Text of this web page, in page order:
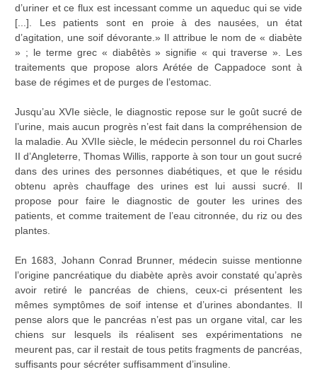
d’uriner et ce flux est incessant comme un aqueduc qui se vide
[...]. Les patients sont en proie à des nausées, un état
d’agitation, une soif dévorante.» Il attribue le nom de « diabète
» ; le terme grec « diabêtès » signifie « qui traverse ». Les
traitements que propose alors Arétée de Cappadoce sont à
base de régimes et de purges de l’estomac.
Jusqu’au XVIe siècle, le diagnostic repose sur le goût sucré de
l’urine, mais aucun progrès n’est fait dans la compréhension de
la maladie. Au XVIIe siècle, le médecin personnel du roi Charles
II d’Angleterre, Thomas Willis, rapporte à son tour un gout sucré
dans des urines des personnes diabétiques, et que le résidu
obtenu après chauffage des urines est lui aussi sucré. Il
propose pour faire le diagnostic de gouter les urines des
patients, et comme traitement de l’eau citronnée, du riz ou des
plantes.
En 1683, Johann Conrad Brunner, médecin suisse mentionne
l’origine pancréatique du diabète après avoir constaté qu’après
avoir retiré le pancréas de chiens, ceux-ci présentent les
mêmes symptômes de soif intense et d’urines abondantes. Il
pense alors que le pancréas n’est pas un organe vital, car les
chiens sur lesquels ils réalisent ses expérimentations ne
meurent pas, car il restait de tous petits fragments de pancréas,
suffisants pour sécréter suffisamment d’insuline.